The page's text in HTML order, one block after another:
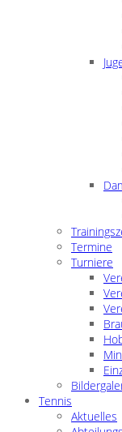
Termine
Turniere
Tennis
Aktuelles